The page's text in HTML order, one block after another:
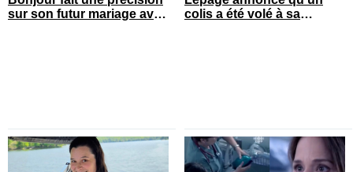
sur son futur mariage avec
colis a été volé à sa